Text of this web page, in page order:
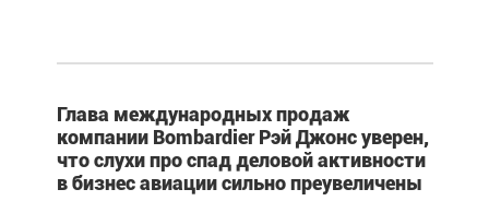
Глава международных продаж
компании Bombardier Рэй Джонс уверен,
что слухи про спад деловой активности
в бизнес авиации сильно преувеличены